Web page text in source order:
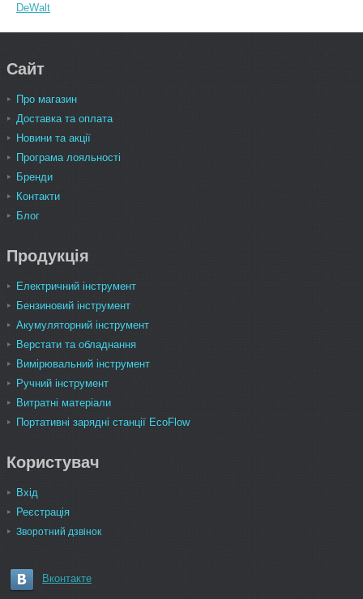
DeWalt
Сайт
Про магазин
Доставка та оплата
Новини та акції
Програма лояльності
Бренди
Контакти
Блог
Продукція
Електричний інструмент
Бензиновий інструмент
Акумуляторний інструмент
Верстати та обладнання
Вимірювальний інструмент
Ручний інструмент
Витратні матеріали
Портативні зарядні станції EcoFlow
Користувач
Вхід
Реєстрація
Зворотний дзвінок
Вконтакте